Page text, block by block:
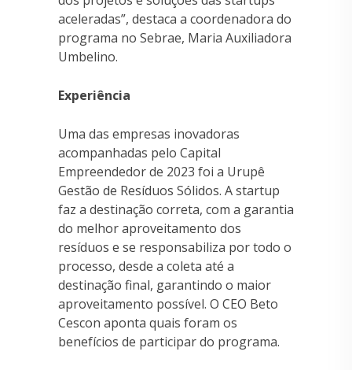
aceleradas”, destaca a coordenadora do
programa no Sebrae, Maria Auxiliadora
Umbelino.
Experiência
Uma das empresas inovadoras
acompanhadas pelo Capital
Empreendedor de 2023 foi a Urupê
Gestão de Resíduos Sólidos. A startup
faz a destinação correta, com a garantia
do melhor aproveitamento dos
resíduos e se responsabiliza por todo o
processo, desde a coleta até a
destinação final, garantindo o maior
aproveitamento possível. O CEO Beto
Cescon aponta quais foram os
benefícios de participar do programa.